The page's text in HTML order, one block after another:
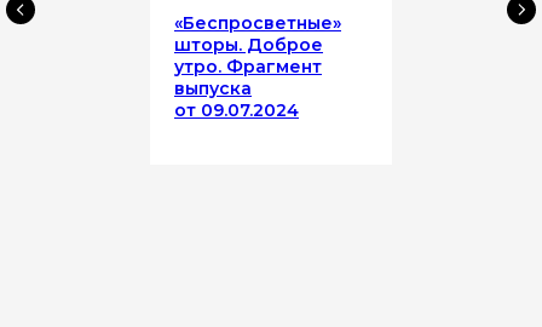
«Беспросветные»
шторы. Доброе
утро. Фрагмент
выпуска
от 09.07.2024